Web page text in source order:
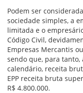
Podem ser
sociedade simples, a
limitada e o
Código Civil,
Empresas Mercantis
sendo que, para tanto,
calendário, receita
EPP receita bruta
R$ 4.800.000.